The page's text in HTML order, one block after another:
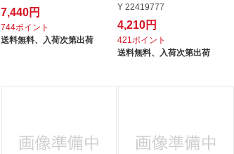
7,440円
744ポイント
送料無料、 入荷次第出荷
Y 22419777
4,210円
421ポイント
送料無料、 入荷次第出荷